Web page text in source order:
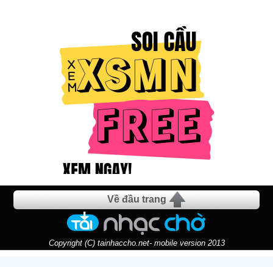
Về đầu trang
Copyright (C) tainhaccho.net- mobile version 2013